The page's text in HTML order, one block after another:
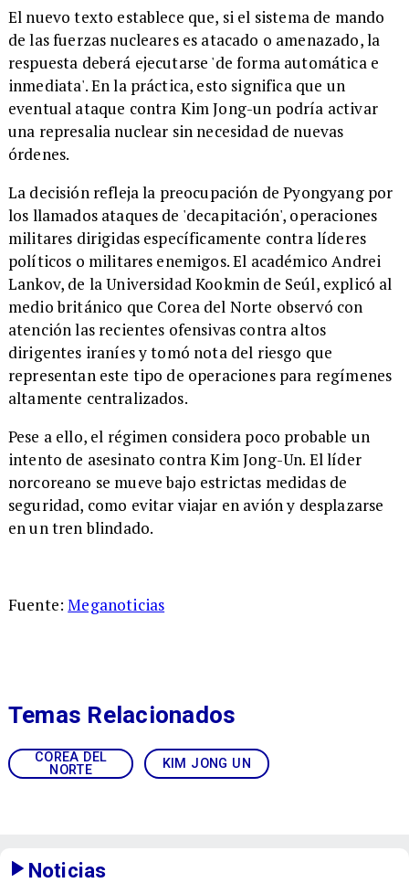
El nuevo texto establece que, si el sistema de mando
de las fuerzas nucleares es atacado o amenazado, la
respuesta deberá ejecutarse 'de forma automática e
inmediata'. En la práctica, esto significa que un
eventual ataque contra Kim Jong-un podría activar
una represalia nuclear sin necesidad de nuevas
órdenes.
La decisión refleja la preocupación de Pyongyang por
los llamados ataques de 'decapitación', operaciones
militares dirigidas específicamente contra líderes
políticos o militares enemigos. El académico Andrei
Lankov, de la Universidad Kookmin de Seúl, explicó al
medio británico que Corea del Norte observó con
atención las recientes ofensivas contra altos
dirigentes iraníes y tomó nota del riesgo que
representan este tipo de operaciones para regímenes
altamente centralizados.
Pese a ello, el régimen considera poco probable un
intento de asesinato contra Kim Jong-Un. El líder
norcoreano se mueve bajo estrictas medidas de
seguridad, como evitar viajar en avión y desplazarse
en un tren blindado.
Fuente:Meganoticias
COREA DEL
NORTE
KIM JONG UN
Temas Relacionados
Noticias